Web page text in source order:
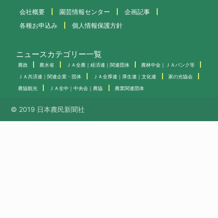
会社概要 園芸情報センター
企画記事
各種お申込み
個人情報保護方針
ニュースカテゴリー一覧
農政 農水省 ＪＡ全農｜経済連｜関連団体 農林中金｜ＪＡバンク等
ＪＡ共済連｜関連企業・団体 ＪＡ全厚連｜厚生連｜文化連 家の光協会
農協観光 ＪＡ全中｜中央会｜農協 農業関連団体
© 2019 日本農民新聞社